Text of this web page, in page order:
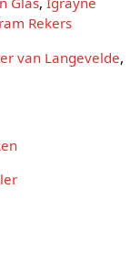
Rekers
van Langevelde,